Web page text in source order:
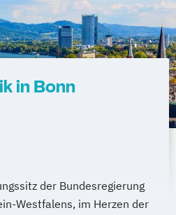
in Bonn
der Bundesregierung
Westfalens, im Herzen der